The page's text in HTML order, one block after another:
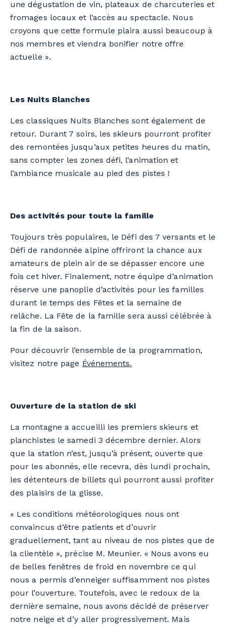
une dégustation de vin, plateaux de charcuteries et
fromages locaux et l’accès au spectacle. Nous
croyons que cette formule plaira aussi beaucoup à
nos membres et viendra bonifier notre offre
actuelle ».
Les Nuits Blanches
Les classiques Nuits Blanches sont également de
retour. Durant 7 soirs, les skieurs pourront profiter
des remontées jusqu’aux petites heures du matin,
sans compter les zones défi, l’animation et
l’ambiance musicale au pied des pistes !
Des activités pour toute la famille
Toujours très populaires, le Défi des 7 versants et le
Défi de randonnée alpine offriront la chance aux
amateurs de plein air de se dépasser encore une
fois cet hiver. Finalement, notre équipe d’animation
réserve une panoplie d’activités pour les familles
durant le temps des Fêtes et la semaine de
relâche. La Fête de la famille sera aussi célébrée à
la fin de la saison.
Pour découvrir l’ensemble de la programmation,
visitez notre page Événements.
Ouverture de la station de ski
La montagne a accueilli les premiers skieurs et
planchistes le samedi 3 décembre dernier. Alors
que la station n’est, jusqu’à présent, ouverte que
pour les abonnés, elle recevra, dès lundi prochain,
les détenteurs de billets qui pourront aussi profiter
des plaisirs de la glisse.
« Les conditions météorologiques nous ont
convaincus d’être patients et d’ouvrir
graduellement, tant au niveau de nos pistes que de
la clientèle », précise M. Meunier. « Nous avons eu
de belles fenêtres de froid en novembre ce qui
nous a permis d’enneiger suffisamment nos pistes
pour l’ouverture. Toutefois, avec le redoux de la
dernière semaine, nous avons décidé de préserver
notre neige et d’y aller progressivement. Mais